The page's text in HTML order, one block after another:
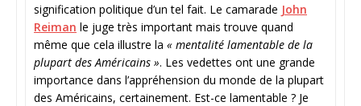
signification politique d’un tel fait. Le camarade John
Reiman le juge très important mais trouve quand
même que cela illustre la « mentalité lamentable de la
plupart des Américains ». Les vedettes ont une grande
importance dans l’appréhension du monde de la plupart
des Américains, certainement. Est-ce lamentable ? Je